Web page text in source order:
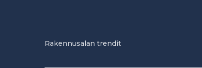
Rakennusalan trendit